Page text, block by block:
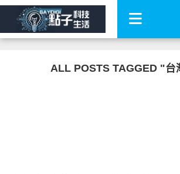
ALL POSTS TAGGED "台